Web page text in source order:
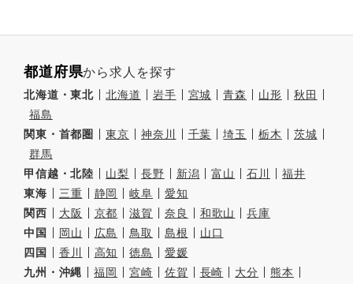
都道府県から求人を探す
北海道・東北 北海道 岩手 宮城 青森 山形
秋田
福島
関東・首都圏
東京 神奈川 千葉 埼玉 栃木
茨城
群馬
甲信越・北陸
山梨 長野 新潟 富山 石川
福井
東海
三重 静岡 岐阜
愛知
関西
大阪 京都 滋賀 奈良 和歌山
兵庫
中国
岡山 広島 鳥取 島根
山口
四国
香川 高知 徳島
愛媛
九州・沖縄
福岡 宮崎 佐賀 長崎 大分
熊本